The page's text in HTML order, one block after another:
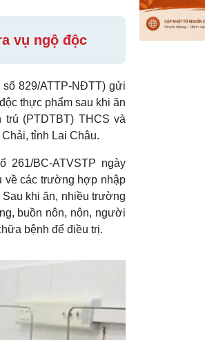
vụ ngộ độc
số 829/ATTP-NĐTT) gửi
thực phẩm sau khi ăn
(PTDTBT) THCS và
tỉnh Lai Châu.
BC-ATVSTP ngày
về các trường hợp nhập
khi ăn, nhiều trường
buồn nôn, nôn, người
bệnh để điều trị.